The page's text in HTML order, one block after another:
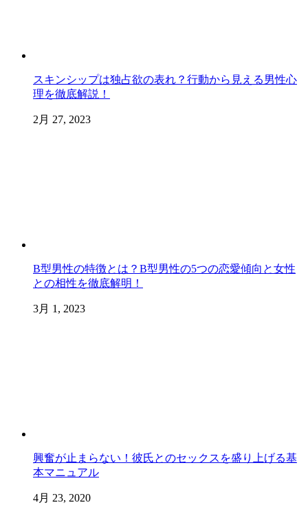
スキンシップは独占欲の表れ？行動から見える男性心
理を徹底解説！
2月 27, 2023
B型男性の特徴とは？B型男性の5つの恋愛傾向と女性
との相性を徹底解明！
3月 1, 2023
興奮が止まらない！彼氏とのセックスを盛り上げる基
本マニュアル
4月 23, 2020